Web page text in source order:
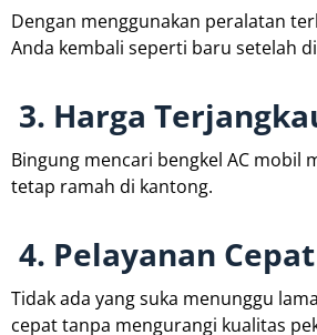
Dengan menggunakan peralatan
Anda kembali seperti baru setelah
3. Harga
Bingung mencari bengkel AC mobil
tetap ramah di kantong.
4. Pelayanan
Tidak ada yang suka menunggu
cepat tanpa mengurangi kualitas